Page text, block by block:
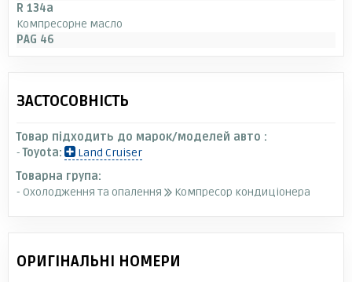
R 134a
Компресорне масло
PAG 46
ЗАСТОСОВНІСТЬ
Товар підходить до марок/моделей авто :
-Toyota:
Land Cruiser
Товарна група:
- Охолодження та опалення
Компресор кондиціонера
ОРИГІНАЛЬНІ НОМЕРИ